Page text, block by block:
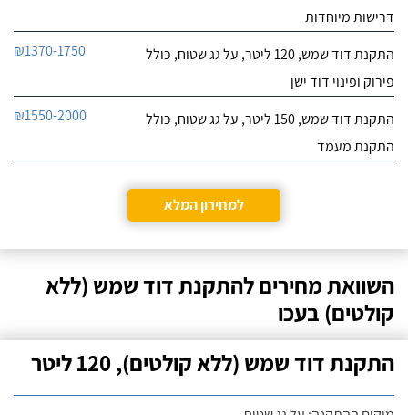
דרישות מיוחדות
התקנת דוד שמש, 120 ליטר, על גג שטוח, כולל
פירוק ופינוי דוד ישן
₪1370-1750
התקנת דוד שמש, 150 ליטר, על גג שטוח, כולל
התקנת מעמד
₪1550-2000
למחירון המלא
השוואת מחירים להתקנת דוד שמש (ללא
קולטים) בעכו
התקנת דוד שמש (ללא קולטים), 120 ליטר